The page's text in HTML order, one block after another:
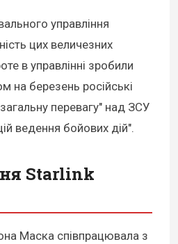
управління
цих величезних
в управлінні зробили
на березень російські
загальну перевагу" над ЗСУ
ведення бойових дій".
Starlink
Маска співпрацювала з